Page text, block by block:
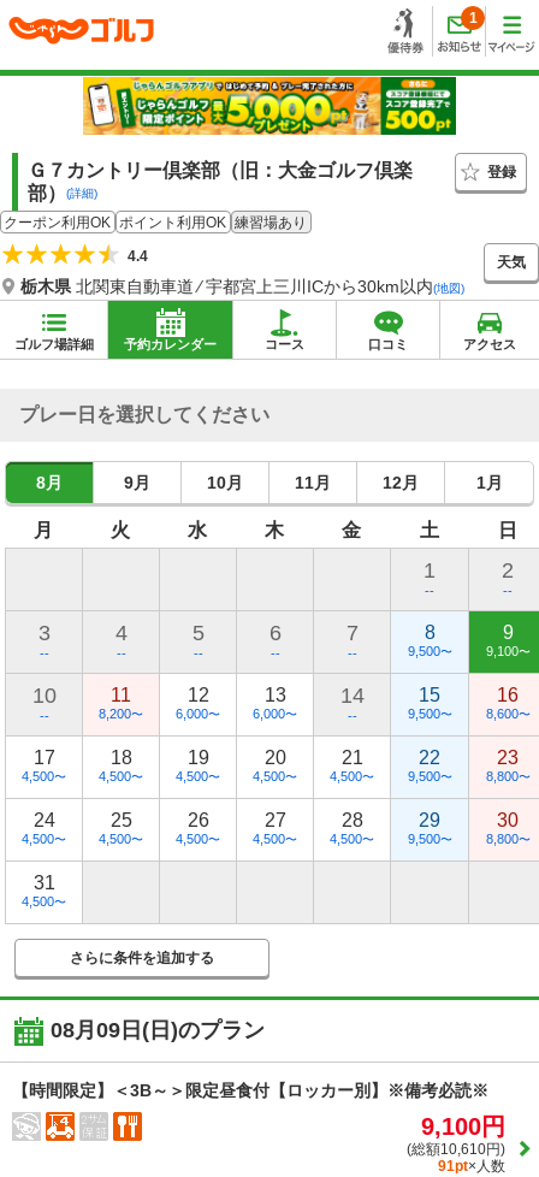
1
Ｇ７カントリー倶楽部（旧：大金ゴルフ倶楽
部）
(詳細)
登録
クーポン利用OK ポイント利用OK 練習場あり
4.4
栃木県北関東自動車道 ⁄ 宇都宮上三川ICから30km以内(地図)
天気
ゴルフ場詳細 予約カレンダー コース 口コミ アクセス
プレー日を選択してください
8月 9月 10月 11月 12月 1月
月 火 水 木 金 土 日
1
--
2
--
3
--
4
--
5
--
6
--
7
--
8
9,500〜
9
9,100〜
10
--
11
8,200〜
12
6,000〜
13
6,000〜
14
--
15
9,500〜
16
8,600〜
17
4,500〜
18
4,500〜
19
4,500〜
20
4,500〜
21
4,500〜
22
9,500〜
23
8,800〜
24
4,500〜
25
4,500〜
26
4,500〜
27
4,500〜
28
4,500〜
29
9,500〜
30
8,800〜
31
4,500〜
さらに条件を追加する
08月09日(日)のプラン
【時間限定】＜3B～＞限定昼食付【ロッカー別】※備考必読※
9,100円
(総額10,610円)
91pt×人数